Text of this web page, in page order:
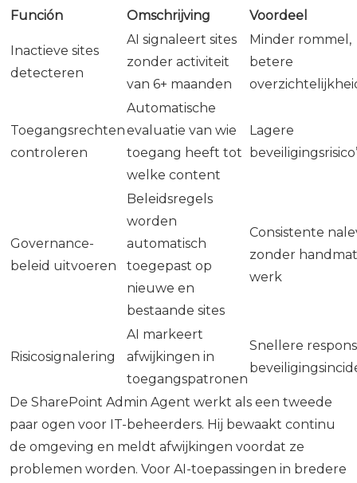
Función Omschrijving Voordeel
Inactieve sites
detecteren
AI signaleert sites
zonder activiteit
van 6+ maanden
Minder rommel,
betere
Toegangsrechten
controleren
Automatische
evaluatie van wie
toegang heeft tot
welke content
Lagere
Governance-
beleid uitvoeren
Beleidsregels
worden
automatisch
toegepast op
nieuwe en
bestaande sites
Consistente
zonder
werk
Risicosignalering
AI markeert
afwijkingen in
toegangspatronen
Snellere
De SharePoint Admin Agent werkt als een tweede
paar ogen voor IT-beheerders. Hij bewaakt continu
de omgeving en meldt afwijkingen voordat ze
problemen worden. Voor AI-toepassingen in bredere